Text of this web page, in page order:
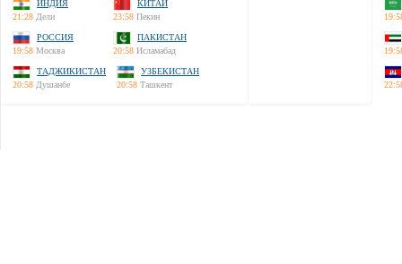
ИНДИЯ
21:28 Дели
КИТАЙ
23:58 Пекин
РОССИЯ
19:58 Москва
ПАКИСТАН
20:58 Исламабад
ТАДЖИКИСТАН
20:58 Душанбе
УЗБЕКИСТАН
20:58 Ташкент